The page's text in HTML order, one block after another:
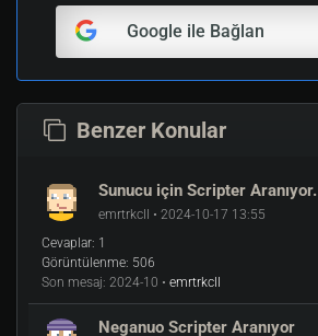
Google ile Bağlan
Benzer Konular
Sunucu için Scripter Aranıyor.
emrtrkcll • 2024-10-17 13:55
Cevaplar: 1
Görüntülenme: 506
Son mesaj: 2024-10 • emrtrkcll
Neganuo Scripter Aranıyor